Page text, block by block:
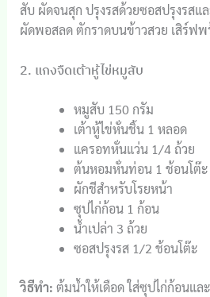
สับ ผัดจนสุก ปรุงรสด้วยซอสปรุงรสแ
ผัดพอสลด ตักราดบนข้าวสวย เสิร์ฟพ
2. แกงจืดเต้าหู้ไข่หมูสับ
หมูสับ 150 กรัม
เต้าหู้ไข่หั่นชิ้น 1 หลอด
แครอทหั่นแว่น 1/4 ถ้วย
ต้นหอมหั่นท่อน 1 ช้อนโต๊ะ
ผักชีสำหรับโรยหน้า
ซุปไก่ก้อน 1 ก้อน
น้ำเปล่า 3 ถ้วย
ซอสปรุงรส 1/2 ช้อนโต๊ะ
วิธีทำ: ต้มน้ำให้เดือด ใส่ซุปไก่ก้อนแ